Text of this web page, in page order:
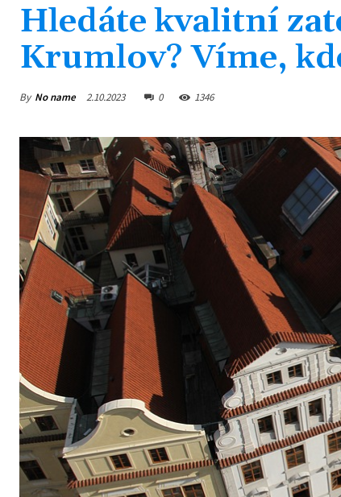
Hledáte kvalitní
Krumlov? Víme,
By No name 2.10.2023 0 1346